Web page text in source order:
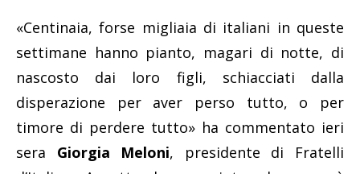
«Centinaia, forse migliaia di italiani in queste
settimane hanno pianto, magari di notte, di
nascosto dai loro figli, schiacciati dalla
disperazione per aver perso tutto, o per
timore di perdere tutto» ha commentato ieri
sera Giorgia Meloni, presidente di Fratelli